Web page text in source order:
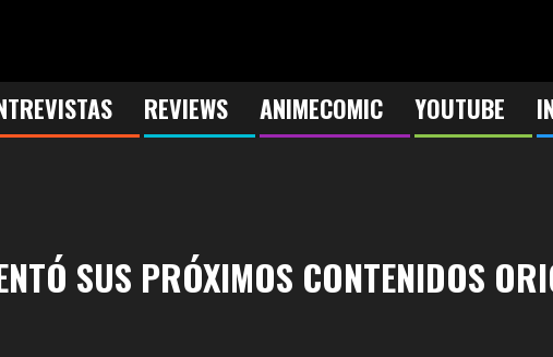
REVIEWS ANIMECOMIC YOUTUBE
SUS PRÓXIMOS CONTENIDOS